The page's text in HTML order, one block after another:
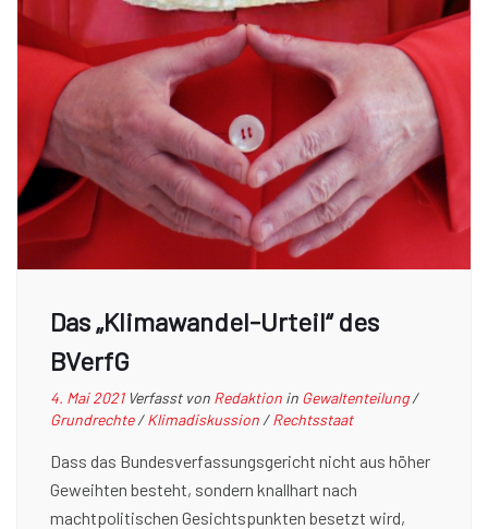
Das „Klimawandel-Urteil“ des
BVerfG
4. Mai 2021 Verfasst von Redaktion in Gewaltenteilung/
Grundrechte/Klimadiskussion /Rechtsstaat
Dass das Bundesverfassungsgericht nicht aus höher
Geweihten besteht, sondern knallhart nach
machtpolitischen Gesichtspunkten besetzt wird,